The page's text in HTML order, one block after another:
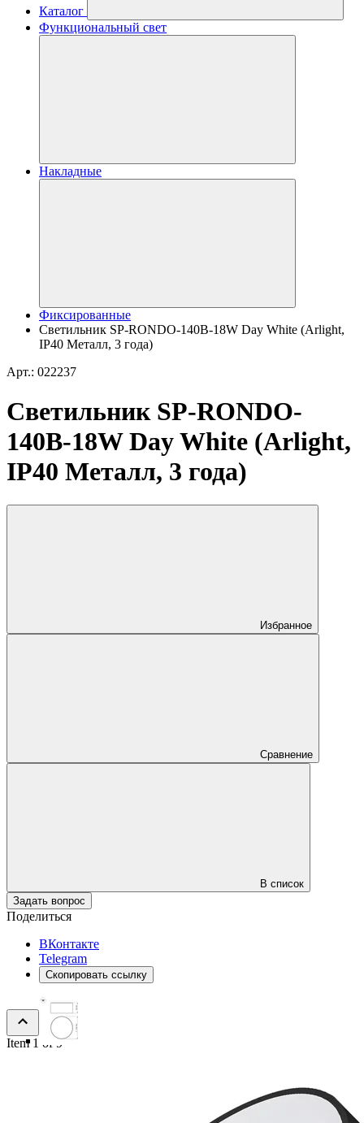
Каталог
Функциональный свет
Накладные
Фиксированные
Светильник SP-RONDO-140B-18W Day White (Arlight,
IP40 Металл, 3 года)
Арт.: 022237
Светильник SP-RONDO-
140B-18W Day White (Arlight,
IP40 Металл, 3 года)
Избранное
Сравнение
В список
Задать вопрос
Поделиться
ВКонтакте
Telegram
Скопировать ссылку
Item 1 of 9